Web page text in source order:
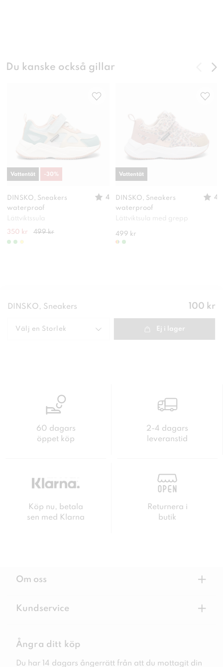
Du kanske också gillar
DINSKO, Sneakers
waterproof
4
Lättviktssula
350 kr 499 kr
Vattentät -30%
DINSKO, Sneakers
waterproof
4
Lättviktsula med grepp
499 kr
Vattentät
DINSKO, Sneakers Pris:
100 kr
Välj en Storlek Ej i lager
60 dagars
öppet köp
2-4 dagars
leveranstid
Köp nu, betala
sen med Klarna
Returnera i
butik
Om oss +
Kundservice +
Ångra ditt köp
Du har 14 dagars ångerrätt från att du mottagit din